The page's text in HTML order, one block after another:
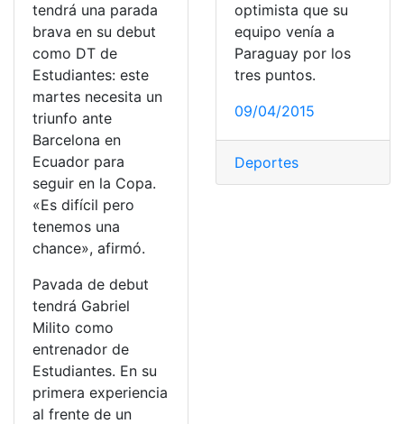
tendrá una parada
brava en su debut
como DT de
Estudiantes: este
martes necesita un
triunfo ante
Barcelona en
Ecuador para
seguir en la Copa.
«Es difícil pero
tenemos una
chance», afirmó.
Pavada de debut
tendrá Gabriel
Milito como
entrenador de
Estudiantes. En su
primera experiencia
al frente de un
optimista que su
equipo venía a
Paraguay por los
tres puntos.
09/04/2015
Deportes